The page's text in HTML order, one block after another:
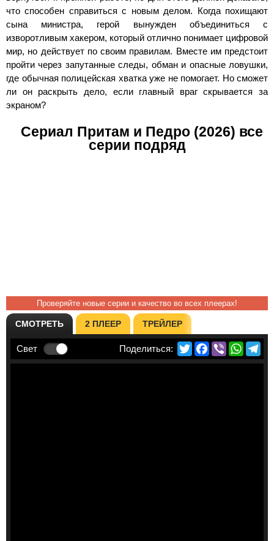
что способен справиться с новым делом. Когда похищают
сына министра, герой вынужден объединиться с
изворотливым хакером, который отлично понимает цифровой
мир, но действует по своим правилам. Вместе им предстоит
пройти через запутанные следы, обман и опасные ловушки,
где обычная полицейская хватка уже не помогает. Но сможет
ли он раскрыть дело, если главный враг скрывается за
экраном?
Сериал Притам и Педро (2026) все
серии подряд
Проверяйте новые серии и качество во всех плеерах!
СМОТРЕТЬ 2 ПЛЕЕР ТРЕЙЛЕР
Свет TwitterFacebook
Viber